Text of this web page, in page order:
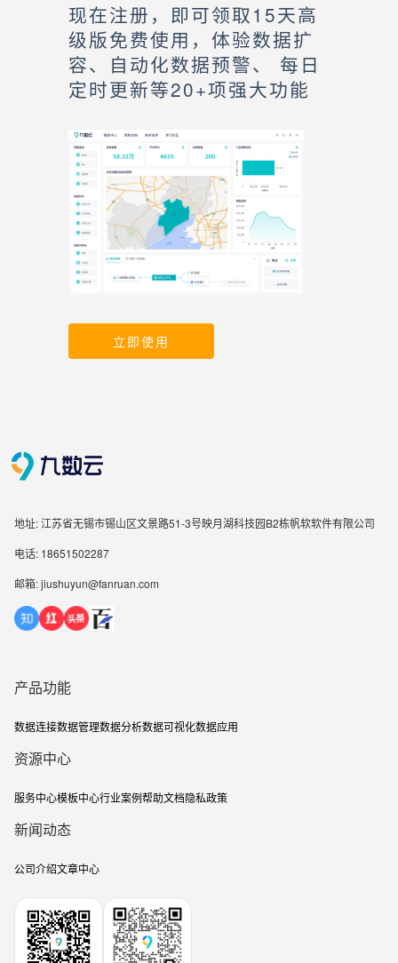
现在注册，即可领取15天高
级版免费使用，体验数据扩
容、自动化数据预警、 每日
定时更新等20+项强大功能
立即使用
地址: 江苏省无锡市锡山区文景路51-3号映月湖科技园B2栋帆软软件有限公司
电话: 18651502287
邮箱: jiushuyun@fanruan.com
产品功能
数据连接数据管理数据分析数据可视化数据应用
资源中心
服务中心模板中心行业案例帮助文档隐私政策
新闻动态
公司介绍文章中心